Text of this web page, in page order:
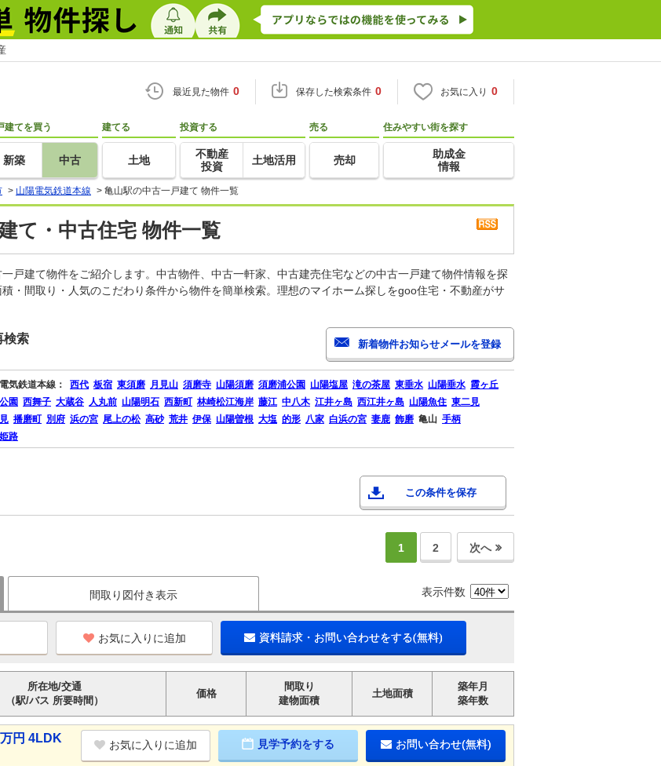
最近見た物件 0 保存した検索条件 0 お気に入り 0
建てを買う
新築 中古
建てる
土地
投資する
不動産
投資
土地活用
売る
売却
住みやすい街を探す
助成金
情報
> 山陽電気鉄道本線 > 亀山駅の中古一戸建て 物件一覧
て・中古住宅 物件一覧
戸建て物件をご紹介します。中古物件、中古一軒家、中古建売住宅などの中古一戸建て物件情報を探
・間取り・人気のこだわり条件から物件を簡単検索。理想のマイホーム探しをgoo住宅・不動産がサ
検索
気鉄道本線： 西代 板宿 東須磨 月見山 須磨寺 山陽須磨 須磨浦公園 山陽塩屋 滝の茶屋 東垂水 山陽垂水 霞ヶ丘
園 西舞子 大蔵谷 人丸前 山陽明石 西新町 林崎松江海岸 藤江 中八木 江井ヶ島 西江井ヶ島 山陽魚住 東二見
播磨町 別府 浜の宮 尾上の松 高砂 荒井 伊保 山陽曽根 大塩 的形 八家 白浜の宮 妻鹿 飾磨 亀山 手柄
路
この条件を保存
1 2 次へ
間取り図付き表示 表示件数
お気に入りに追加 資料請求・お問い合わせをする(無料)
所在地/交通
（駅/バス 所要時間）
価格
間取り
建物面積
土地面積
築年月
築年数
円 4LDK お気に入りに追加 見学予約をする お問い合わせ(無料)